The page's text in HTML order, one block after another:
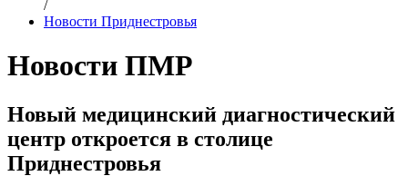
/
Новости Приднестровья
Новости ПМР
Новый медицинский диагностический
центр откроется в столице
Приднестровья